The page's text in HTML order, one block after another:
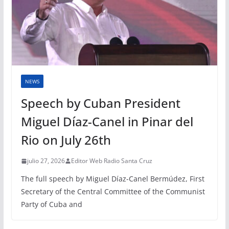
NEWS
Speech by Cuban President
Miguel Díaz-Canel in Pinar del
Rio on July 26th
julio 27, 2026 Editor Web Radio Santa Cruz
The full speech by Miguel Díaz-Canel Bermúdez, First
Secretary of the Central Committee of the Communist
Party of Cuba and